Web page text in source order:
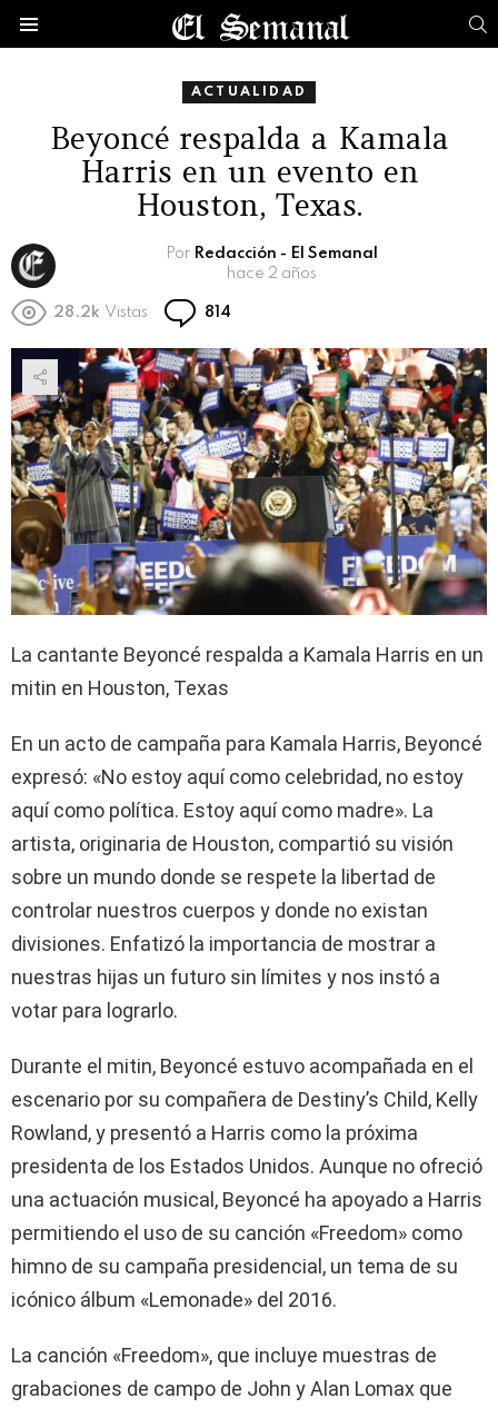
ACTUALIDAD
Beyoncé respalda a Kamala
Harris en un evento en
Houston, Texas.
Por Redacción - El Semanal
hace 2 años
28.2k Vistas 814
La cantante Beyoncé respalda a Kamala Harris en un
mitin en Houston, Texas
En un acto de campaña para Kamala Harris, Beyoncé
expresó: «No estoy aquí como celebridad, no estoy
aquí como política. Estoy aquí como madre». La
artista, originaria de Houston, compartió su visión
sobre un mundo donde se respete la libertad de
controlar nuestros cuerpos y donde no existan
divisiones. Enfatizó la importancia de mostrar a
nuestras hijas un futuro sin límites y nos instó a
votar para lograrlo.
Durante el mitin, Beyoncé estuvo acompañada en el
escenario por su compañera de Destiny’s Child, Kelly
Rowland, y presentó a Harris como la próxima
presidenta de los Estados Unidos. Aunque no ofreció
una actuación musical, Beyoncé ha apoyado a Harris
permitiendo el uso de su canción «Freedom» como
himno de su campaña presidencial, un tema de su
icónico álbum «Lemonade» del 2016.
La canción «Freedom», que incluye muestras de
grabaciones de campo de John y Alan Lomax que